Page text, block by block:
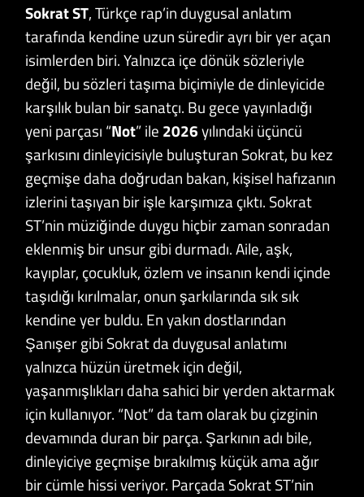
Sokrat ST, Türkçe rap’in duygusal anlatım
tarafında kendine uzun süredir ayrı bir yer açan
isimlerden biri. Yalnızca içe dönük sözleriyle
değil, bu sözleri taşıma biçimiyle de dinleyicide
karşılık bulan bir sanatçı. Bu gece yayınladığı
yeni parçası “Not” ile 2026yılındaki üçüncü
şarkısını dinleyicisiyle buluşturan Sokrat, bu kez
geçmişe daha doğrudan bakan, kişisel hafızanın
izlerini taşıyan bir işle karşımıza çıktı. Sokrat
ST’nin müziğinde duygu hiçbir zaman sonradan
eklenmiş bir unsur gibi durmadı. Aile, aşk,
kayıplar, çocukluk, özlem ve insanın kendi içinde
taşıdığı kırılmalar, onun şarkılarında sık sık
kendine yer buldu. En yakın dostlarından
Şanışer gibi Sokrat da duygusal anlatımı
yalnızca hüzün üretmek için değil,
yaşanmışlıkları daha sahici bir yerden aktarmak
için kullanıyor. “Not” da tam olarak bu çizginin
devamında duran bir parça. Şarkının adı bile,
dinleyiciye geçmişe bırakılmış küçük ama ağır
bir cümle hissi veriyor. Parçada Sokrat ST’nin